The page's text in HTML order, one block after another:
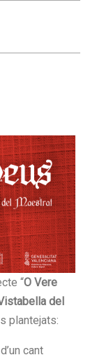
“O Vere
del
plantejats:
cant